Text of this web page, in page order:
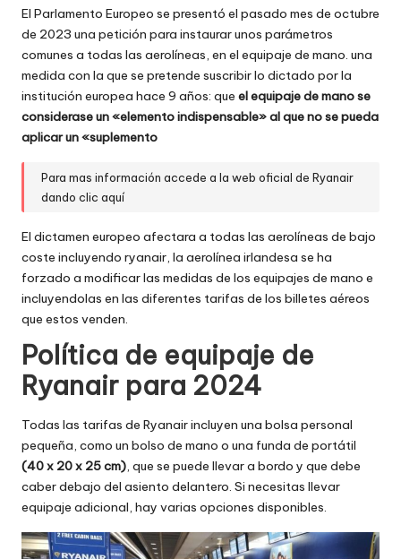
El Parlamento Europeo se presentó el pasado mes de octubre
de 2023 una petición para instaurar unos parámetros
comunes a todas las aerolíneas, en el equipaje de mano. una
medida con la que se pretende suscribir lo dictado por la
institución europea hace 9 años: que el equipaje de mano se
considerase un «elemento indispensable» al que no se pueda
aplicar un «suplemento
Para mas información accede a la web oficial de Ryanair
dando clic aquí
El dictamen europeo afectara a todas las aerolíneas de bajo
coste incluyendo ryanair, la aerolínea irlandesa se ha
forzado a modificar las medidas de los equipajes de mano e
incluyendolas en las diferentes tarifas de los billetes aéreos
que estos venden.
Política de equipaje de
Ryanair para 2024
Todas las tarifas de Ryanair incluyen una bolsa personal
pequeña, como un bolso de mano o una funda de portátil
(40 x 20 x 25 cm), que se puede llevar a bordo y que debe
caber debajo del asiento delantero. Si necesitas llevar
equipaje adicional, hay varias opciones disponibles.